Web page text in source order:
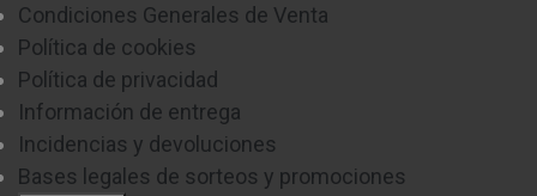
Condiciones Generales de Venta
Política de cookies
Política de privacidad
Información de entrega
Incidencias y devoluciones
Bases legales de sorteos y promociones